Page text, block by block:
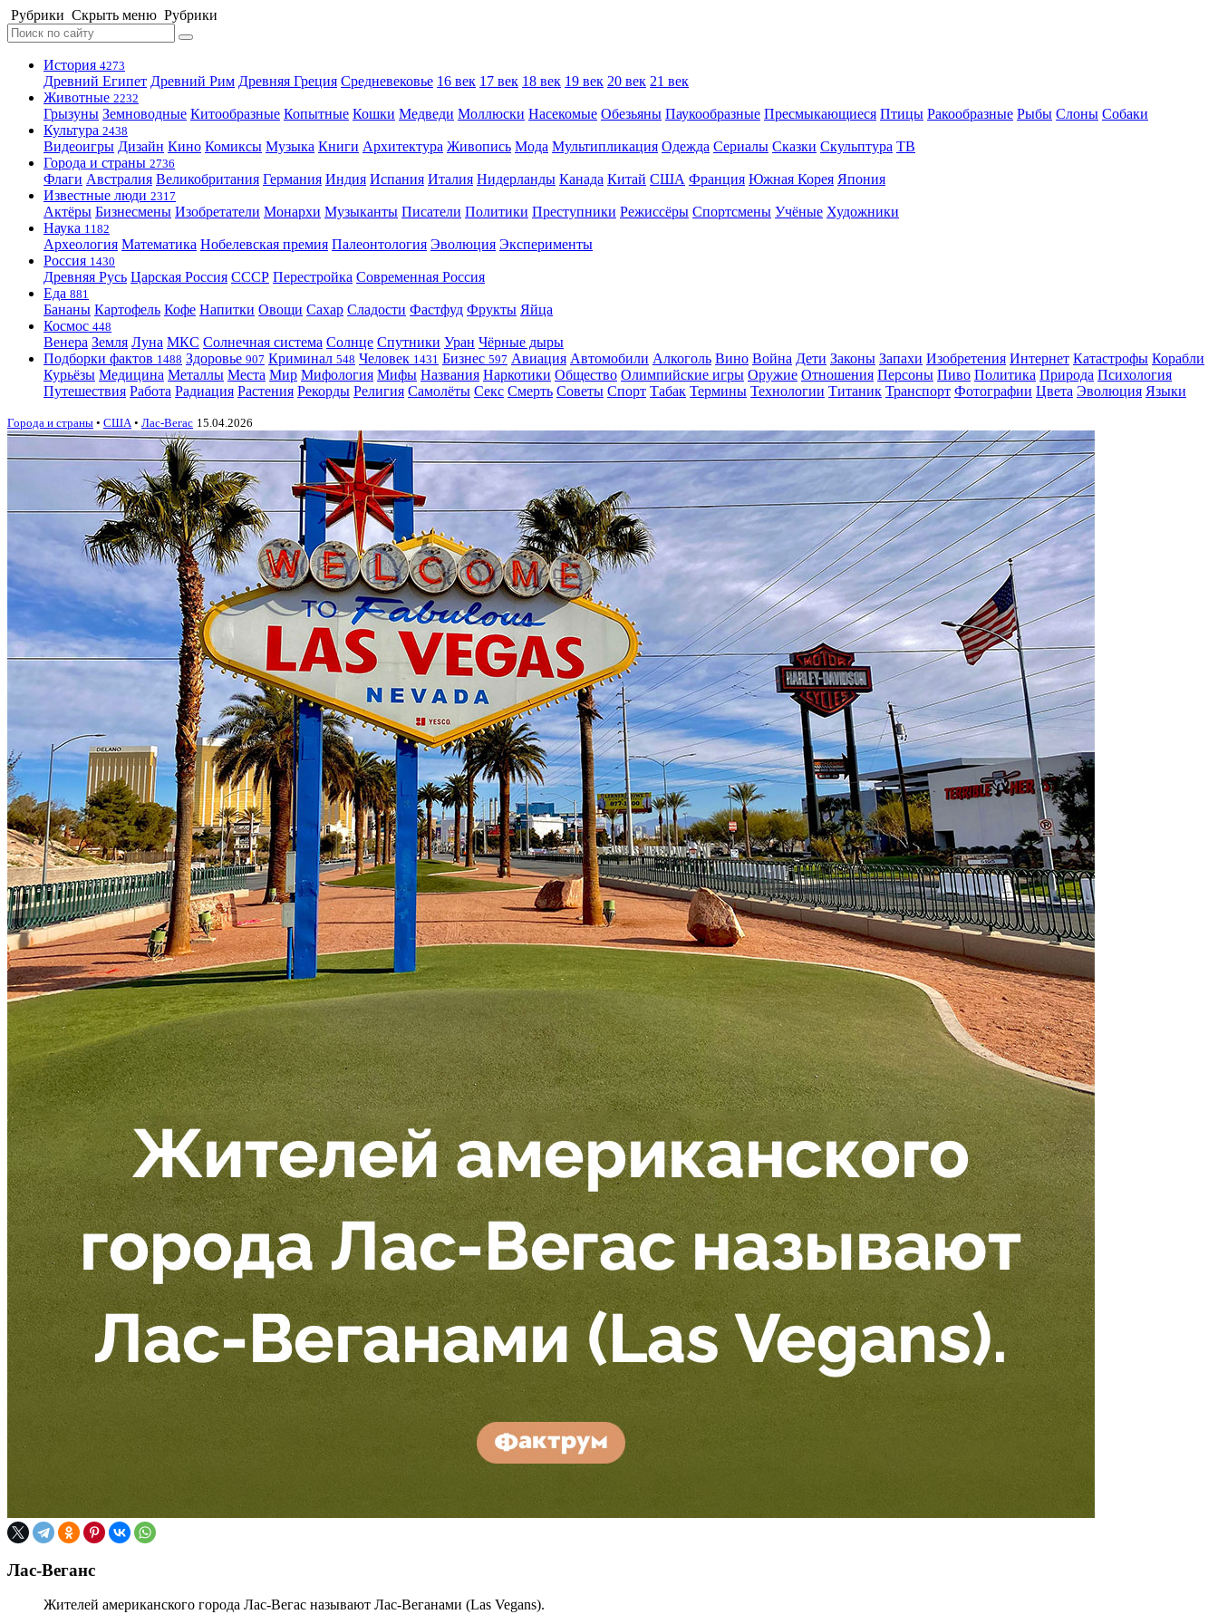
Рубрики Скрыть меню Рубрики
История 4273
Древний Египет Древний Рим Древняя Греция Средневековье 16 век 17 век 18 век 19 век 20 век 21 век
Животные 2232
Грызуны Земноводные Китообразные Копытные Кошки Медведи Моллюски Насекомые Обезьяны Паукообразные Пресмыкающиеся Птицы Ракообразные Рыбы Слоны Собаки
Культура 2438
Видеоигры Дизайн Кино Комиксы Музыка Книги Архитектура Живопись Мода Мультипликация Одежда Сериалы Сказки Скульптура ТВ
Города и страны 2736
Флаги Австралия Великобритания Германия Индия Испания Италия Нидерланды Канада Китай США Франция Южная Корея Япония
Известные люди 2317
Актёры Бизнесмены Изобретатели Монархи Музыканты Писатели Политики Преступники Режиссёры Спортсмены Учёные Художники
Наука 1182
Археология Математика Нобелевская премия Палеонтология Эволюция Эксперименты
Россия 1430
Древняя Русь Царская Россия СССР Перестройка Современная Россия
Еда 881
Бананы Картофель Кофе Напитки Овощи Сахар Сладости Фастфуд Фрукты Яйца
Космос 448
Венера Земля Луна МКС Солнечная система Солнце Спутники Уран Чёрные дыры
Подборки фактов 1488 Здоровье 907 Криминал 548 Человек 1431 Бизнес 597 Авиация Автомобили Алкоголь Вино Война Дети Законы Запахи Изобретения Интернет Катастрофы Корабли
Курьёзы Медицина Металлы Места Мир Мифология Мифы Названия Наркотики Общество Олимпийские игры Оружие Отношения Персоны Пиво Политика Природа Психология
Путешествия Работа Радиация Растения Рекорды Религия Самолёты Секс Смерть Советы Спорт Табак Термины Технологии Титаник Транспорт Фотографии Цвета Эволюция Языки
Города и страны • США• Лас-Вегас 15.04.2026
Лас-Веганс
Жителей американского города Лас-Вегас называют Лас-Веганами (Las Vegans).